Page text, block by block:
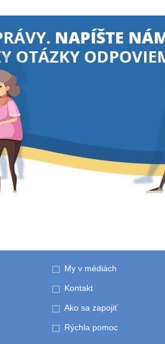
My v médiách
Kontakt
Ako sa zapojiť
Rýchla pomoc